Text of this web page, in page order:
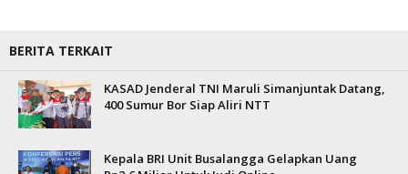
BERITA TERKAIT
KASAD Jenderal TNI Maruli Simanjuntak Datang,
400 Sumur Bor Siap Aliri NTT
Kepala BRI Unit Busalangga Gelapkan Uang